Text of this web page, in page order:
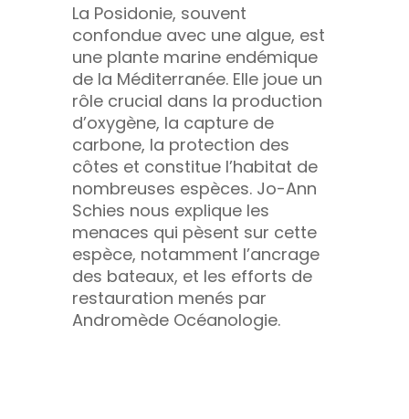
La Posidonie, souvent
confondue avec une algue, est
une plante marine endémique
de la Méditerranée. Elle joue un
rôle crucial dans la production
d’oxygène, la capture de
carbone, la protection des
côtes et constitue l’habitat de
nombreuses espèces. Jo-Ann
Schies nous explique les
menaces qui pèsent sur cette
espèce, notamment l’ancrage
des bateaux, et les efforts de
restauration menés par
Andromède Océanologie.